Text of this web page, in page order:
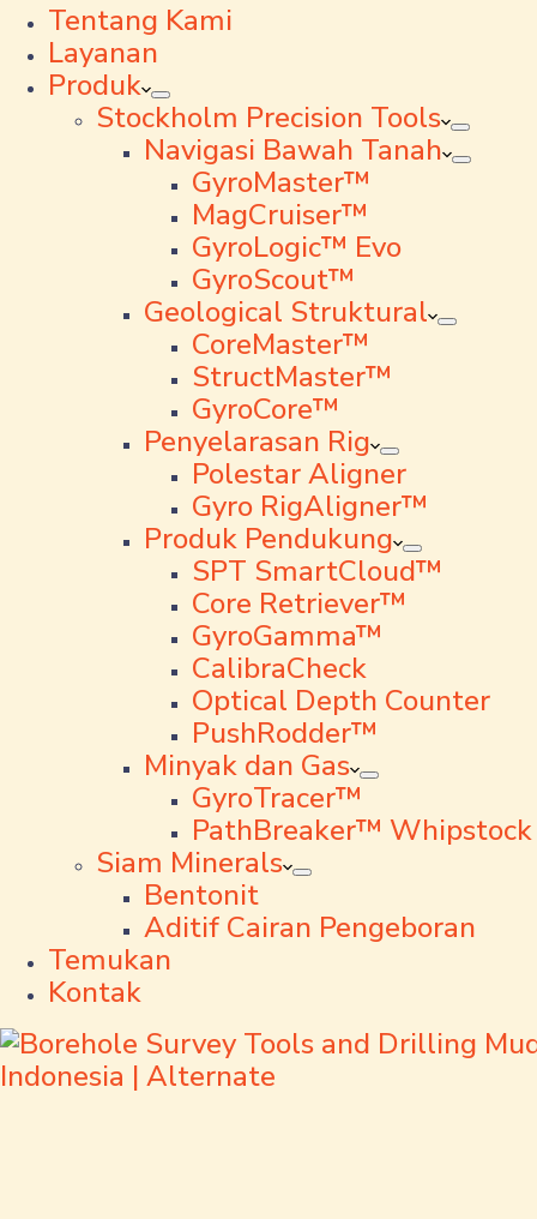
Tentang Kami
Layanan
Produk
Stockholm Precision Tools
Navigasi Bawah Tanah
GyroMaster™
MagCruiser™
GyroLogic™ Evo
GyroScout™
Geological Struktural
CoreMaster™
StructMaster™
GyroCore™
Penyelarasan Rig
Polestar Aligner
Gyro RigAligner™
Produk Pendukung
SPT SmartCloud™
Core Retriever™
GyroGamma™
CalibraCheck
Optical Depth Counter
PushRodder™
Minyak dan Gas
GyroTracer™
PathBreaker™ Whipstock
Siam Minerals
Bentonit
Aditif Cairan Pengeboran
Temukan
Kontak